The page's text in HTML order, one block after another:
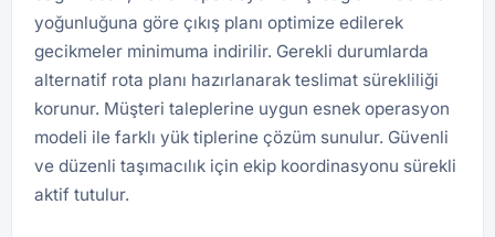
yoğunluğuna göre çıkış planı optimize edilerek
gecikmeler minimuma indirilir. Gerekli durumlarda
alternatif rota planı hazırlanarak teslimat sürekliliği
korunur. Müşteri taleplerine uygun esnek operasyon
modeli ile farklı yük tiplerine çözüm sunulur. Güvenli
ve düzenli taşımacılık için ekip koordinasyonu sürekli
aktif tutulur.